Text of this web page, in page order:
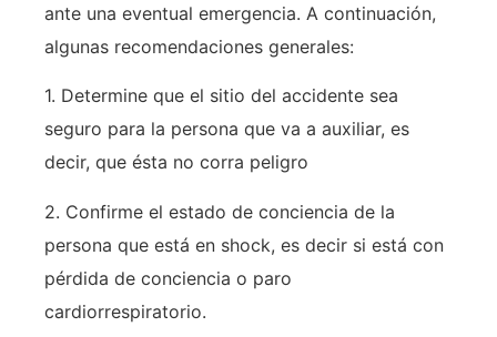
ante una eventual emergencia. A continuación,
algunas recomendaciones generales:
1. Determine que el sitio del accidente sea
seguro para la persona que va a auxiliar, es
decir, que ésta no corra peligro
2. Confirme el estado de conciencia de la
persona que está en shock, es decir si está con
pérdida de conciencia o paro
cardiorrespiratorio.